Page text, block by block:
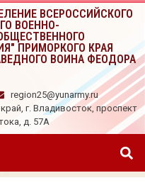
ВСЕРОССИЙСКОГО
ВОЕННО-
ПРИМОРКОГО КРАЯ
ВОИНА ФЕОДОРА
region25@yunarmy.ru
г. Владивосток, проспект
д. 57А